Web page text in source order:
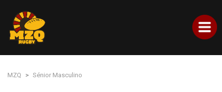
MZQ > Sénior Masculino